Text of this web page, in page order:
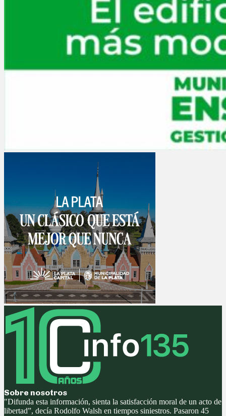
Sobre nosotros
"Difunda esta información, sienta la satisfacción moral de un acto de
libertad”, decía Rodolfo Walsh en tiempos siniestros. Pasaron 45